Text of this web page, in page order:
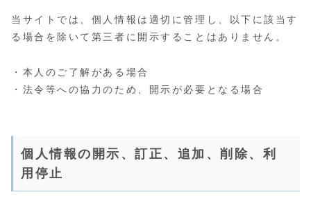
当サイトでは、個人情報は適切に管理し、以下に該当す
る場合を除いて第三者に開示することはありません。
・本人のご了解がある場合
・法令等への協力のため、開示が必要となる場合
個人情報の開示、訂正、追加、削除、利
用停止